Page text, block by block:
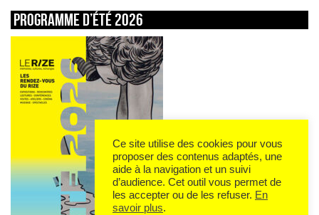
Programme d’été 2026
Ce site utilise des cookies pour vous
proposer des contenus adaptés, une
aide à la navigation et un suivi
d’audience. Cet outil vous permet de
les accepter ou de les refuser. En
savoir plus.